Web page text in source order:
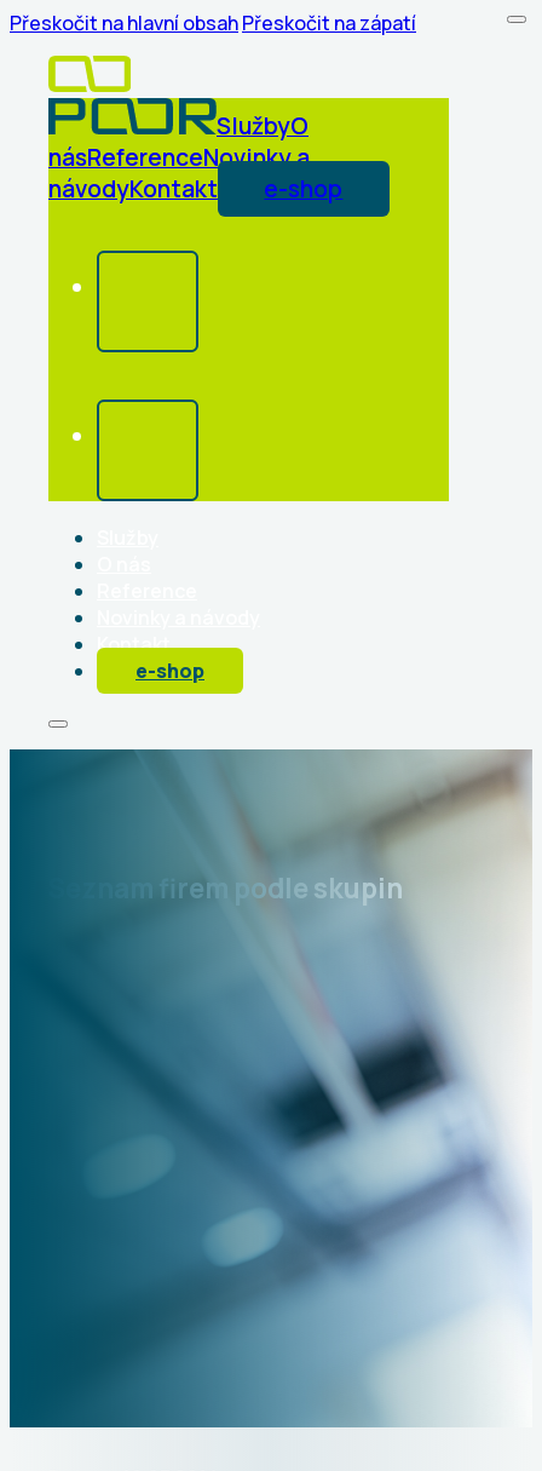
Přeskočit na hlavní obsahPřeskočit na zápatí
SlužbyO
násReferenceNovinky a
návodyKontakt e-shop
Kontakt
e-shop
Seznam firem podle skupin